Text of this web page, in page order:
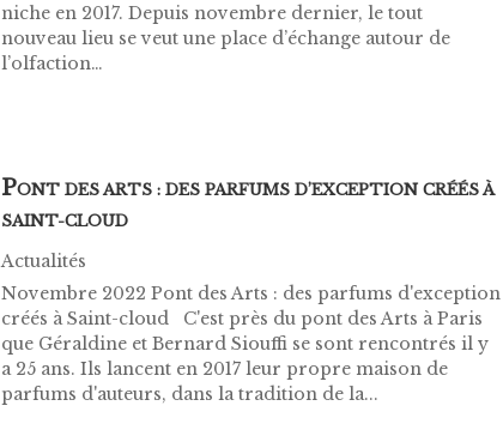
niche en 2017. Depuis novembre dernier, le tout
nouveau lieu se veut une place d’échange autour de
l’olfaction…
PONT DES ARTS : DES PARFUMS D’EXCEPTION CRÉÉS À
SAINT-CLOUD
Actualités
Novembre 2022 Pont des Arts : des parfums d'exception
créés à Saint-cloud C'est près du pont des Arts à Paris
que Géraldine et Bernard Siouffi se sont rencontrés il y
a 25 ans. Ils lancent en 2017 leur propre maison de
parfums d'auteurs, dans la tradition de la...